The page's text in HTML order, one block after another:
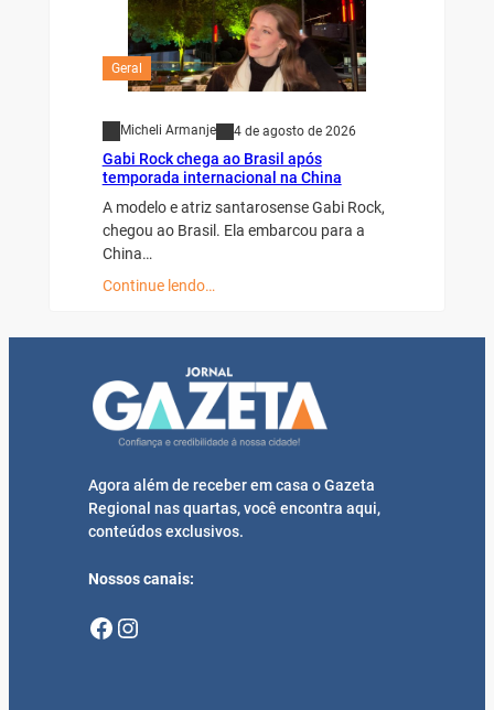
Geral
Micheli Armanje 4 de agosto de 2026
Gabi Rock chega ao Brasil após
temporada internacional na China
A modelo e atriz santarosense Gabi Rock,
chegou ao Brasil. Ela embarcou para a
China…
Continue lendo…
Agora além de receber em casa o Gazeta
Regional nas quartas, você encontra aqui,
conteúdos exclusivos.
Nossos canais:
Facebook Instagram